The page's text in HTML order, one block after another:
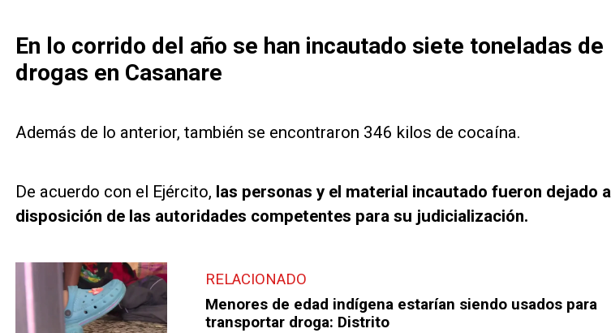
En lo corrido del año se han incautado siete toneladas de
drogas en Casanare
Además de lo anterior, también se encontraron 346 kilos de cocaína.
De acuerdo con el Ejército, las personas y el material incautado fueron dejado a
disposición de las autoridades competentes para su judicialización.
RELACIONADO
Menores de edad indígena estarían siendo usados para
transportar droga: Distrito